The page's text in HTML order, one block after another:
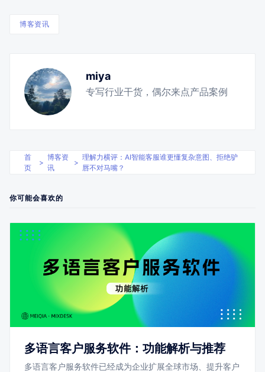
博客资讯
miya
专写行业干货，偶尔来点产品案例
首
页
>
博客资
讯
>
理解力横评：AI智能客服谁更懂复杂意图、拒绝驴
唇不对马嘴？
你可能会喜欢的
多语言客户服务软件：功能解析与推荐
多语言客户服务软件已经成为企业扩展全球市场、提升客户